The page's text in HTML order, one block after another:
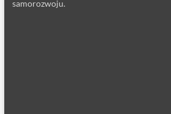
samorozwoju.